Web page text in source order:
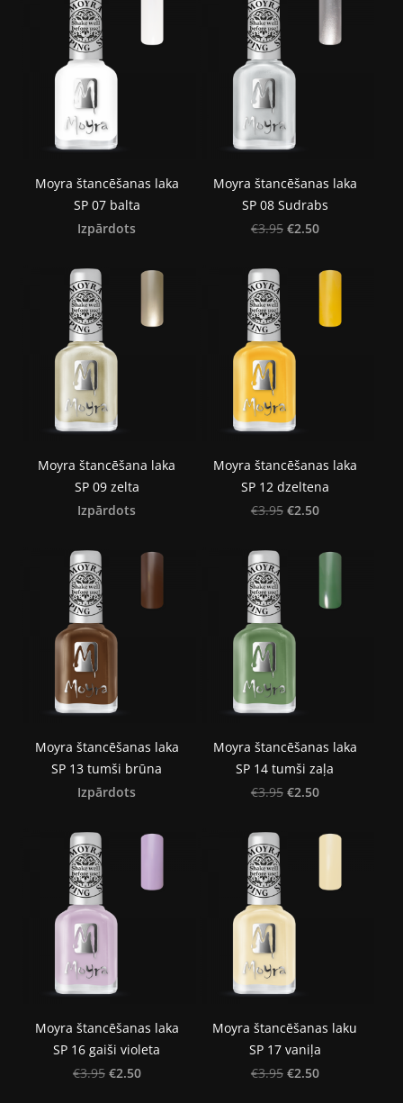
Moyra štancēšanas laka
SP 07 balta
Izpārdots
Moyra štancēšanas laka
SP 08 Sudrabs
€3.95 €2.50
Moyra štancēšana laka
SP 09 zelta
Izpārdots
Moyra štancēšanas laka
SP 12 dzeltena
€3.95 €2.50
Moyra štancēšanas laka
SP 13 tumši brūna
Izpārdots
Moyra štancēšanas laka
SP 14 tumši zaļa
€3.95 €2.50
Moyra štancēšanas laka
SP 16 gaiši violeta
€3.95 €2.50
Moyra štancēšanas laku
SP 17 vaniļa
€3.95 €2.50